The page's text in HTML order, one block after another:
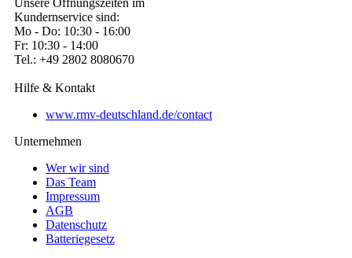
Unsere Öffnungszeiten im
Kundernservice sind:
Mo - Do: 10:30 - 16:00
Fr: 10:30 - 14:00
Tel.: +49 2802 8080670
Hilfe & Kontakt
www.rmv-deutschland.de/contact
Unternehmen
Wer wir sind
Das Team
Impressum
AGB
Datenschutz
Batteriegesetz